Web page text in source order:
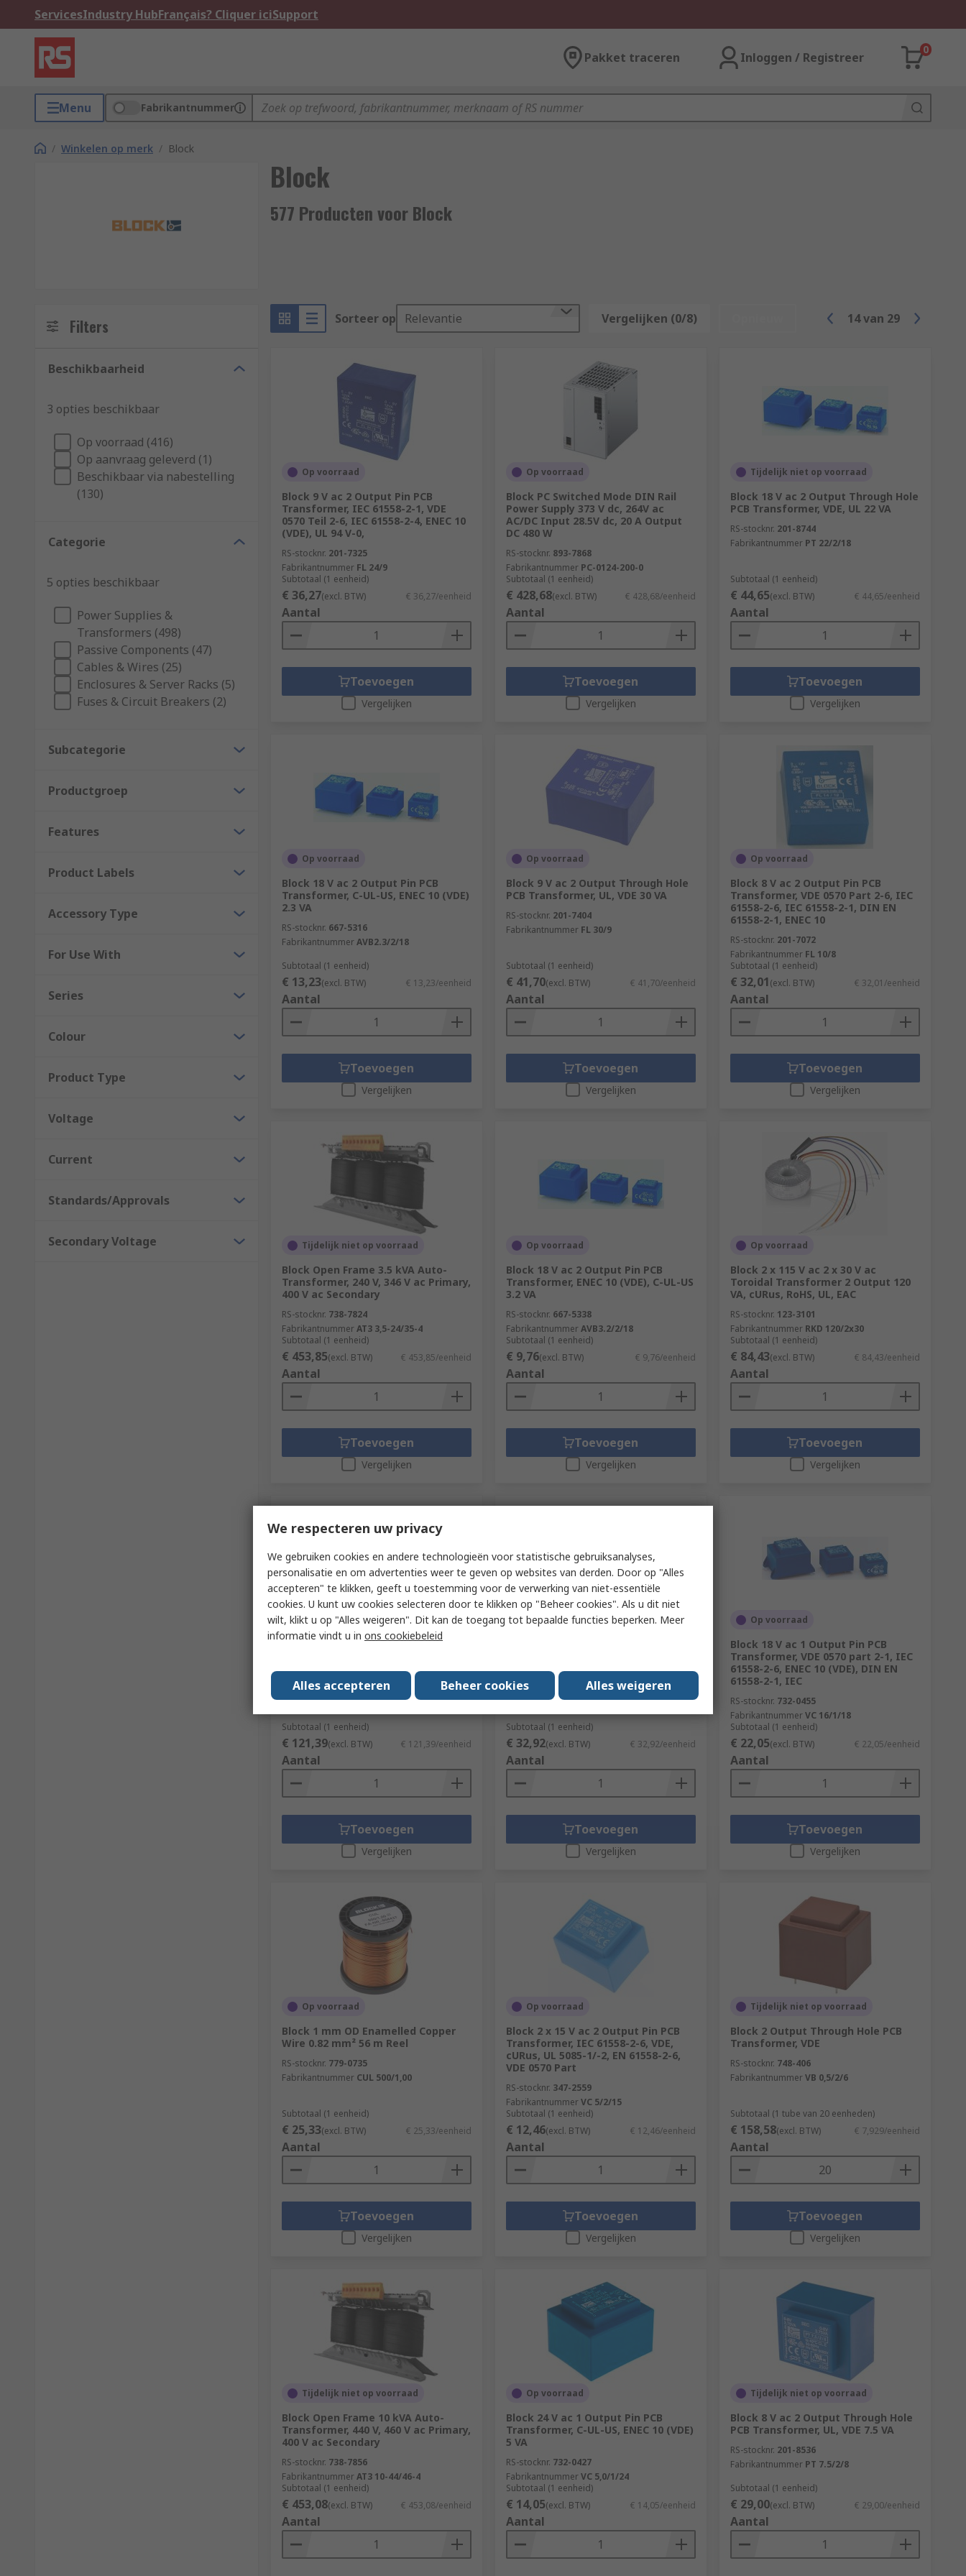
ServicesIndustry HubFrançais? Cliquer iciSupport
Pakket traceren Inloggen / Registreer
0
Menu Fabrikantnummer
/ Winkelen op merk / Block
Block
577 Producten voor Block
Filters
Beschikbaarheid
3 opties beschikbaar
Op voorraad (416)
Op aanvraag geleverd (1)
Beschikbaar via nabestelling
(130)
Categorie
5 opties beschikbaar
Power Supplies &
Transformers (498)
Passive Components (47)
Cables & Wires (25)
Enclosures & Server Racks (5)
Fuses & Circuit Breakers (2)
Subcategorie
Productgroep
Features
Product Labels
Accessory Type
For Use With
Series
Colour
Product Type
Voltage
Current
Standards/Approvals
Secondary Voltage
Sorteer op Relevantie Vergelijken (0/8) 14van 29
Op voorraad
Block 9 V ac 2 Output Pin PCB
Transformer, IEC 61558-2-1, VDE
0570 Teil 2-6, IEC 61558-2-4, ENEC 10
(VDE), UL 94 V-0,
RS-stocknr. 201-7325
Fabrikantnummer FL 24/9
Subtotaal (1 eenheid)
€ 36,27(excl. BTW) € 36,27/eenheid
Aantal
Toevoegen
Vergelijken
Op voorraad
Block PC Switched Mode DIN Rail
Power Supply 373 V dc, 264V ac
AC/DC Input 28.5V dc, 20 A Output
DC 480 W
RS-stocknr. 893-7868
Fabrikantnummer PC-0124-200-0
Subtotaal (1 eenheid)
€ 428,68(excl. BTW) € 428,68/eenheid
Aantal
Toevoegen
Vergelijken
Tijdelijk niet op voorraad
Block 18 V ac 2 Output Through Hole
PCB Transformer, VDE, UL 22 VA
RS-stocknr. 201-8744
Fabrikantnummer PT 22/2/18
Subtotaal (1 eenheid)
€ 44,65(excl. BTW) € 44,65/eenheid
Aantal
Toevoegen
Vergelijken
Op voorraad
Block 18 V ac 2 Output Pin PCB
Transformer, C-UL-US, ENEC 10 (VDE)
2.3 VA
RS-stocknr. 667-5316
FabrikantnummerAVB2.3/2/18
Subtotaal (1 eenheid)
€ 13,23(excl. BTW) € 13,23/eenheid
Aantal
Toevoegen
Vergelijken
Op voorraad
Block 9 V ac 2 Output Through Hole
PCB Transformer, UL, VDE 30 VA
RS-stocknr. 201-7404
Fabrikantnummer FL 30/9
Subtotaal (1 eenheid)
€ 41,70(excl. BTW) € 41,70/eenheid
Aantal
Toevoegen
Vergelijken
Op voorraad
Block 8 V ac 2 Output Pin PCB
Transformer, VDE 0570 Part 2-6, IEC
61558-2-6, IEC 61558-2-1, DIN EN
61558-2-1, ENEC 10
RS-stocknr. 201-7072
Fabrikantnummer FL 10/8
Subtotaal (1 eenheid)
€ 32,01(excl. BTW) € 32,01/eenheid
Aantal
Toevoegen
Vergelijken
Tijdelijk niet op voorraad
Block Open Frame 3.5 kVA Auto-
Transformer, 240 V, 346 V ac Primary,
400 V ac Secondary
RS-stocknr. 738-7824
FabrikantnummerAT3 3,5-24/35-4
Subtotaal (1 eenheid)
€ 453,85(excl. BTW) € 453,85/eenheid
Aantal
Toevoegen
Vergelijken
Op voorraad
Block 18 V ac 2 Output Pin PCB
Transformer, ENEC 10 (VDE), C-UL-US
3.2 VA
RS-stocknr. 667-5338
FabrikantnummerAVB3.2/2/18
Subtotaal (1 eenheid)
€ 9,76(excl. BTW) € 9,76/eenheid
Aantal
Toevoegen
Vergelijken
Op voorraad
Block 2 x 115 V ac 2 x 30 V ac
Toroidal Transformer 2 Output 120
VA, cURus, RoHS, UL, EAC
RS-stocknr. 123-3101
Fabrikantnummer RKD 120/2x30
Subtotaal (1 eenheid)
€ 84,43(excl. BTW) € 84,43/eenheid
Aantal
Toevoegen
Vergelijken
Momenteel niet beschikbaar
Block Circuit Breaker 10A 24V
Fabrikantnummer
PM-0724-400-0
Subtotaal (1 eenheid)
€ 121,39(excl. BTW) € 121,39/eenheid
Aantal
Toevoegen
Vergelijken
Op voorraad
25 VA
RS-stocknr.
732-0480
FabrikantnummerVCM 25/1/12
Subtotaal (1 eenheid)
€ 32,92(excl. BTW) € 32,92/eenheid
Aantal
Toevoegen
Vergelijken
Op voorraad
Block 18 V ac 1 Output Pin PCB
Transformer, VDE 0570 part 2-1, IEC
61558-2-6, ENEC 10 (VDE), DIN EN
61558-2-1, IEC
RS-stocknr. 732-0455
FabrikantnummerVC 16/1/18
Subtotaal (1 eenheid)
€ 22,05(excl. BTW) € 22,05/eenheid
Aantal
Toevoegen
Vergelijken
Op voorraad
Block 1 mm OD Enamelled Copper
Wire 0.82 mm² 56 m Reel
RS-stocknr. 779-0735
Fabrikantnummer CUL 500/1,00
Subtotaal (1 eenheid)
€ 25,33(excl. BTW) € 25,33/eenheid
Aantal
Toevoegen
Vergelijken
Op voorraad
Block 2 x 15 V ac 2 Output Pin PCB
Transformer, IEC 61558-2-6, VDE,
cURus, UL 5085-1/-2, EN 61558-2-6,
VDE 0570 Part
RS-stocknr. 347-2559
FabrikantnummerVC 5/2/15
Subtotaal (1 eenheid)
€ 12,46(excl. BTW) € 12,46/eenheid
Aantal
Toevoegen
Vergelijken
Tijdelijk niet op voorraad
Block 2 Output Through Hole PCB
Transformer, VDE
RS-stocknr. 748-406
FabrikantnummerVB 0,5/2/6
Subtotaal (1 tube van 20 eenheden)
€ 158,58(excl. BTW) € 7,929/eenheid
Aantal
Toevoegen
Vergelijken
Tijdelijk niet op voorraad
Block Open Frame 10 kVA Auto-
Transformer, 440 V, 460 V ac Primary,
400 V ac Secondary
RS-stocknr. 738-7856
FabrikantnummerAT3 10-44/46-4
Subtotaal (1 eenheid)
€ 453,08(excl. BTW) € 453,08/eenheid
Aantal
Op voorraad
Block 24 V ac 1 Output Pin PCB
Transformer, C-UL-US, ENEC 10 (VDE)
5 VA
RS-stocknr. 732-0427
FabrikantnummerVC 5,0/1/24
Subtotaal (1 eenheid)
€ 14,05(excl. BTW) € 14,05/eenheid
Aantal
Tijdelijk niet op voorraad
Block 8 V ac 2 Output Through Hole
PCB Transformer, UL, VDE 7.5 VA
RS-stocknr. 201-8536
Fabrikantnummer PT 7.5/2/8
Subtotaal (1 eenheid)
€ 29,00(excl. BTW) € 29,00/eenheid
Aantal
We respecteren uw privacy
We gebruiken cookies en andere technologieën voor statistische gebruiksanalyses,
personalisatie en om advertenties weer te geven op websites van derden. Door op "Alles
accepteren" te klikken, geeft u toestemming voor de verwerking van niet-essentiële
cookies. U kunt uw cookies selecteren door te klikken op "Beheer cookies". Als u dit niet
wilt, klikt u op "Alles weigeren". Dit kan de toegang tot bepaalde functies beperken. Meer
informatie vindt u in ons cookiebeleid
Alles accepteren Beheer cookies Alles weigeren